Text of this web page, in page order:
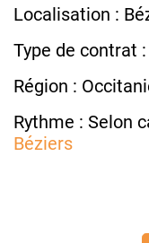
Localisation :
Type de contrat
Région :
Rythme : Selon
Béziers